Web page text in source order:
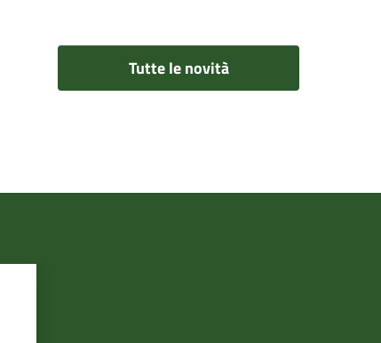
Tutte le novità